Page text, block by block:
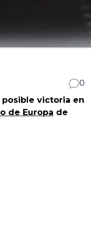
0
victoria en
de Europa de